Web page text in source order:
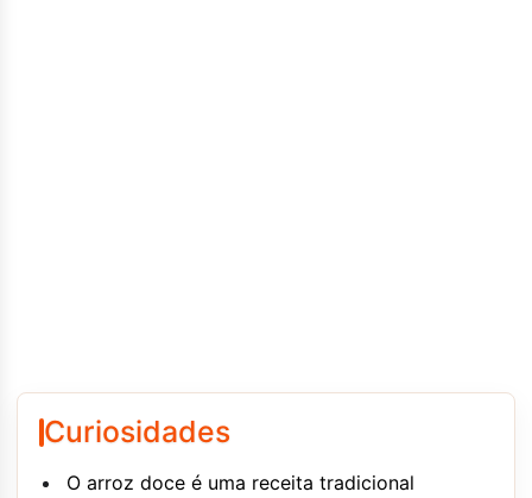
Curiosidades
O arroz doce é uma receita tradicional